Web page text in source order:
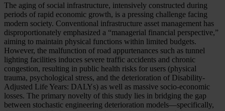
The aging of social infrastructure, intensively constructed during
periods of rapid economic growth, is a pressing challenge facing
modern society. Conventional infrastructure asset management has
disproportionately emphasized a “managerial financial perspective,”
aiming to maintain physical functions within limited budgets.
However, the malfunction of road appurtenances such as tunnel
lighting facilities induces severe traffic accidents and chronic
congestion, resulting in public health risks for users (physical
trauma, psychological stress, and the deterioration of Disability-
Adjusted Life Years: DALYs) as well as massive socio-economic
losses. The primary novelty of this study lies in bridging the gap
between stochastic engineering deterioration models—specifically,